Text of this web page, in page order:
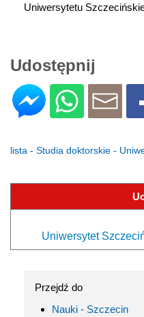
Uniwersytetu
Udostępnij
lista - Studia doktorskie -
Uniwersytet
Przejdź do
Nauki - Szczecin